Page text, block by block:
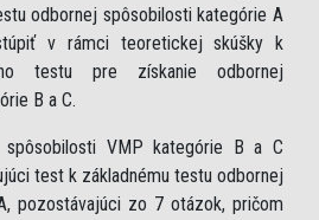
odbornej spôsobilosti kategórie A
v rámci teoretickej skúšky k
testu pre získanie odbornej
B a C.
spôsobilosti VMP kategórie B a C
test k základnému testu odbornej
pozostávajúci zo 7 otázok, pričom